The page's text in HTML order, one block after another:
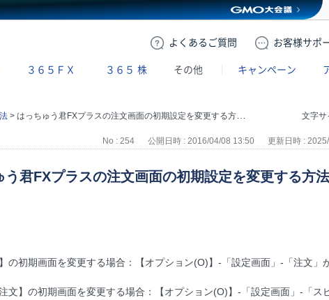
よくある ご質問 お客様サポ
３６５ＦＸ ３６５ 株 その他 キャンペーン
文字サ
> はっちゅう君FXプラスの注文画面の初期設定を変更する方法を教えてください。
No : 254 公開日時 : 2016/04/08 13:50 更新日時 :
う君FXプラスの注文画面の初期設定を変更する方
】の初期画面を変更する場合：【オプション(O)】-「設定画面」-「注文」
注文】の初期画面を変更する場合：【オプション(O)】-「設定画面」-「ス